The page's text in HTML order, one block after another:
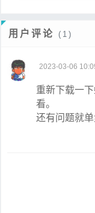
用户评论 (1)
2023-03-06
重新下载一
看。
还有问题就